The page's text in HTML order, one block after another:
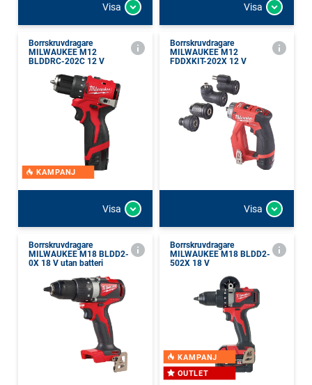
Visa Visa
Borrskruvdragare
MILWAUKEE M12
BLDDRC-202C 12 V
KAMPANJ
Visa
Borrskruvdragare
MILWAUKEE M12
FDDXKIT-202X 12 V
Visa
Borrskruvdragare
MILWAUKEE M18 BLDD2-
0X 18 V utan batteri
Borrskruvdragare
MILWAUKEE M18 BLDD2-
502X 18 V
KAMPANJ
OUTLET